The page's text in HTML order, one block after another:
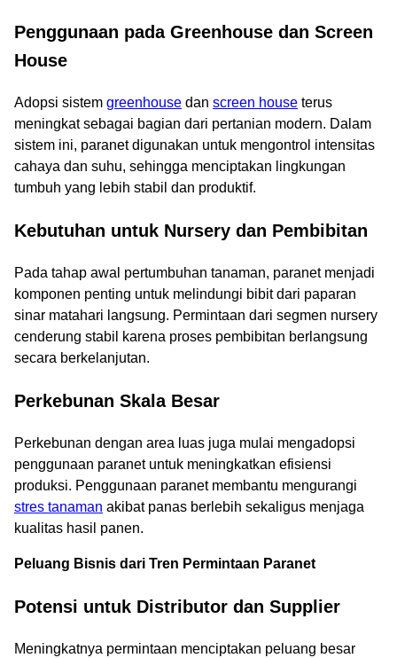
Penggunaan pada Greenhouse dan Screen
House
Adopsi sistem greenhouse dan screen house terus
meningkat sebagai bagian dari pertanian modern. Dalam
sistem ini, paranet digunakan untuk mengontrol intensitas
cahaya dan suhu, sehingga menciptakan lingkungan
tumbuh yang lebih stabil dan produktif.
Kebutuhan untuk Nursery dan Pembibitan
Pada tahap awal pertumbuhan tanaman, paranet menjadi
komponen penting untuk melindungi bibit dari paparan
sinar matahari langsung. Permintaan dari segmen nursery
cenderung stabil karena proses pembibitan berlangsung
secara berkelanjutan.
Perkebunan Skala Besar
Perkebunan dengan area luas juga mulai mengadopsi
penggunaan paranet untuk meningkatkan efisiensi
produksi. Penggunaan paranet membantu mengurangi
stres tanaman akibat panas berlebih sekaligus menjaga
kualitas hasil panen.
Peluang Bisnis dari Tren Permintaan Paranet
Potensi untuk Distributor dan Supplier
Meningkatnya permintaan menciptakan peluang besar